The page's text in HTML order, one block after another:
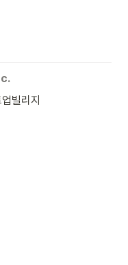
빌리지